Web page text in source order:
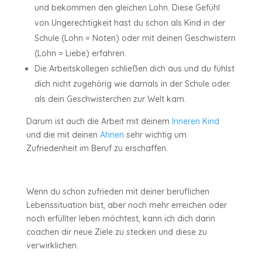
und bekommen den gleichen Lohn. Diese Gefühl
von Ungerechtigkeit hast du schon als Kind in der
Schule (Lohn = Noten) oder mit deinen Geschwistern
(Lohn = Liebe) erfahren.
Die Arbeitskollegen schließen dich aus und du fühlst
dich nicht zugehörig wie damals in der Schule oder
als dein Geschwisterchen zur Welt kam.
Darum ist auch die Arbeit mit deinem Inneren Kind
und die mit deinen Ahnen sehr wichtig um
Zufriedenheit im Beruf zu erschaffen.
Wenn du schon zufrieden mit deiner beruflichen
Lebenssituation bist, aber noch mehr erreichen oder
noch erfüllter leben möchtest, kann ich dich darin
coachen dir neue Ziele zu stecken und diese zu
verwirklichen.